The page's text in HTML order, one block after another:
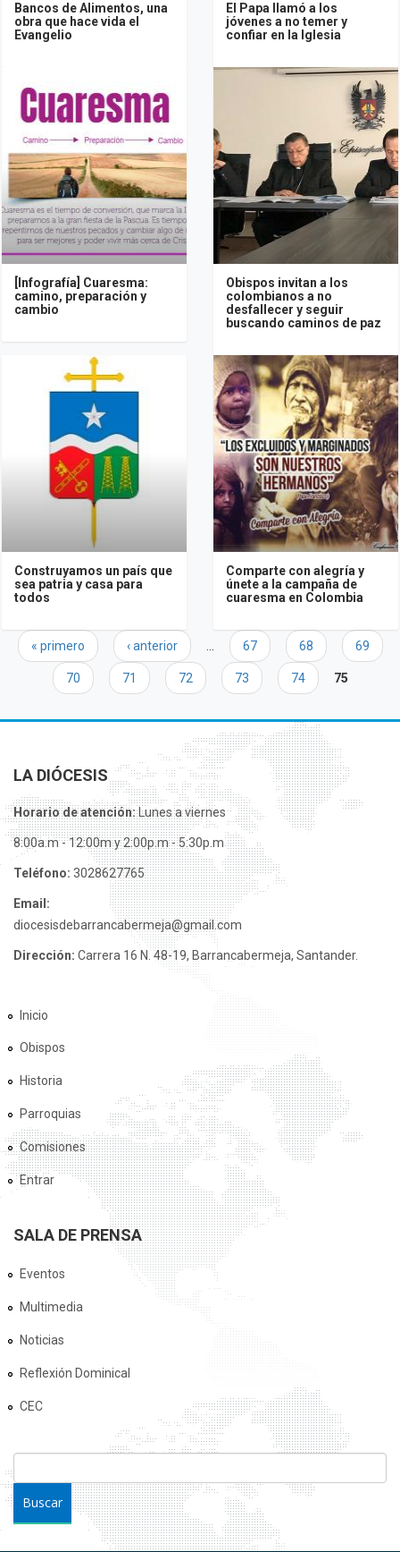
Bancos de Alimentos, una
obra que hace vida el
Evangelio
El Papa llamó a los
jóvenes a no temer y
confiar en la Iglesia
[Infografía] Cuaresma:
camino, preparación y
cambio
Obispos invitan a los
colombianos a no
desfallecer y seguir
buscando caminos de paz
Construyamos un país que
sea patria y casa para
todos
Comparte con alegría y
únete a la campaña de
cuaresma en Colombia
Páginas
« primero ‹ anterior … 67 68 69
70 71 72 73 74 75
LA DIÓCESIS
Horario de atención:Lunes a viernes
8:00a.m - 12:00m y 2:00p.m - 5:30p.m
Teléfono: 3028627765
Email:
diocesisdebarrancabermeja@gmail.com
Dirección: Carrera 16 N. 48-19, Barrancabermeja, Santander.
Inicio
Obispos
Historia
Parroquias
Comisiones
Entrar
SALA DE PRENSA
Eventos
Multimedia
Noticias
Reflexión Dominical
CEC
FORMULARIO DE BÚSQUEDA